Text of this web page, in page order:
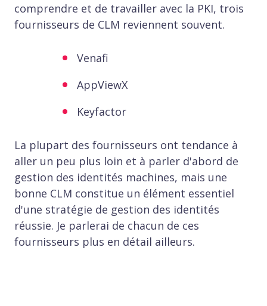
comprendre et de travailler avec la PKI, trois
fournisseurs de CLM reviennent souvent.
Venafi
AppViewX
Keyfactor
La plupart des fournisseurs ont tendance à
aller un peu plus loin et à parler d'abord de
gestion des identités machines, mais une
bonne CLM constitue un élément essentiel
d'une stratégie de gestion des identités
réussie. Je parlerai de chacun de ces
fournisseurs plus en détail ailleurs.